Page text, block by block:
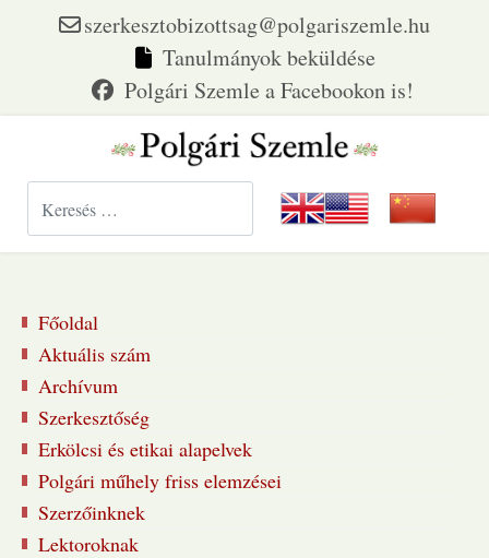
szerkesztobizottsag@polgariszemle.hu
Tanulmányok beküldése
Főoldal
Aktuális szám
Archívum
Szerkesztőség
Erkölcsi és etikai alapelvek
Polgári műhely friss elemzései
Szerzőinknek
Lektoroknak